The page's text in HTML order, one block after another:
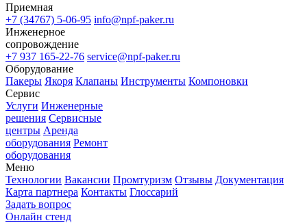
Приемная
+7 (34767) 5-06-95 info@npf-paker.ru
Инженерное
сопровождение
+7 937 165-22-76 service@npf-paker.ru
Оборудование
Пакеры Якоря Клапаны Инструменты Компоновки
Сервис
Услуги Инженерные
решения Сервисные
центры Аренда
оборудования Ремонт
оборудования
Меню
Технологии Вакансии Промтуризм Отзывы Документация
Карта партнера Контакты Глоссарий
Задать вопрос
Онлайн стенд